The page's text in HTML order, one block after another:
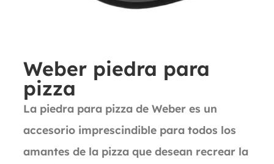
Weber piedra para
pizza
La piedra para pizza de Weber es un
accesorio imprescindible para todos los
amantes de la pizza que desean recrear la